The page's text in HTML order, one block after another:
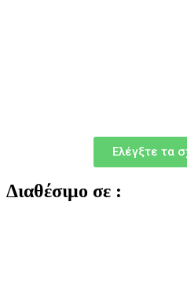
Ελέγξτε τα
Διαθέσιμο σε :